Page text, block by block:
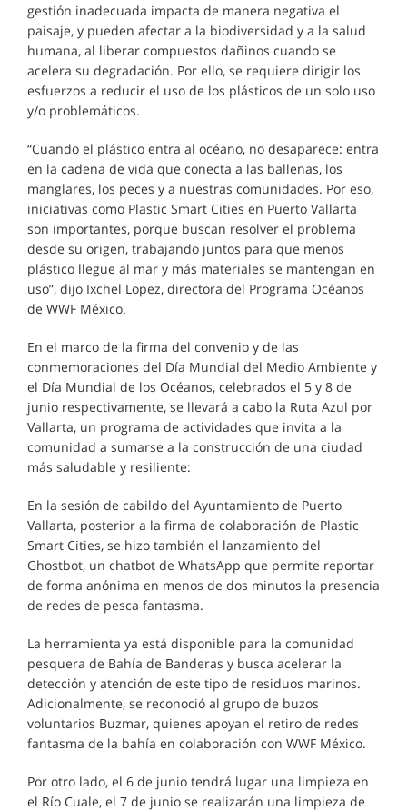
gestión inadecuada impacta de manera negativa el
paisaje, y pueden afectar a la biodiversidad y a la salud
humana, al liberar compuestos dañinos cuando se
acelera su degradación. Por ello, se requiere dirigir los
esfuerzos a reducir el uso de los plásticos de un solo uso
y/o problemáticos.
“Cuando el plástico entra al océano, no desaparece: entra
en la cadena de vida que conecta a las ballenas, los
manglares, los peces y a nuestras comunidades. Por eso,
iniciativas como Plastic Smart Cities en Puerto Vallarta
son importantes, porque buscan resolver el problema
desde su origen, trabajando juntos para que menos
plástico llegue al mar y más materiales se mantengan en
uso”, dijo Ixchel Lopez, directora del Programa Océanos
de WWF México.
En el marco de la firma del convenio y de las
conmemoraciones del Día Mundial del Medio Ambiente y
el Día Mundial de los Océanos, celebrados el 5 y 8 de
junio respectivamente, se llevará a cabo la Ruta Azul por
Vallarta, un programa de actividades que invita a la
comunidad a sumarse a la construcción de una ciudad
más saludable y resiliente:
En la sesión de cabildo del Ayuntamiento de Puerto
Vallarta, posterior a la firma de colaboración de Plastic
Smart Cities, se hizo también el lanzamiento del
Ghostbot, un chatbot de WhatsApp que permite reportar
de forma anónima en menos de dos minutos la presencia
de redes de pesca fantasma.
La herramienta ya está disponible para la comunidad
pesquera de Bahía de Banderas y busca acelerar la
detección y atención de este tipo de residuos marinos.
Adicionalmente, se reconoció al grupo de buzos
voluntarios Buzmar, quienes apoyan el retiro de redes
fantasma de la bahía en colaboración con WWF México.
Por otro lado, el 6 de junio tendrá lugar una limpieza en
el Río Cuale, el 7 de junio se realizarán una limpieza de